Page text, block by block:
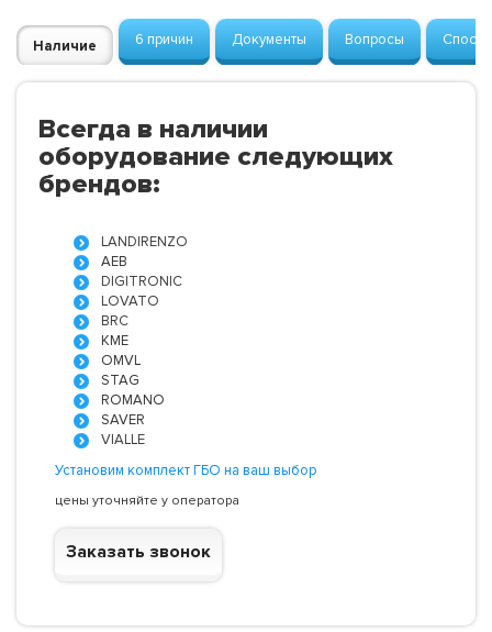
Наличие 6 причин Документы Вопросы
Всегда в наличии
оборудование следующих
брендов:
LANDIRENZO
AEB
DIGITRONIC
LOVATO
BRC
KME
OMVL
STAG
ROMANO
SAVER
VIALLE
Установим комплект ГБО на ваш выбор
цены уточняйте у оператора
Заказать звонок